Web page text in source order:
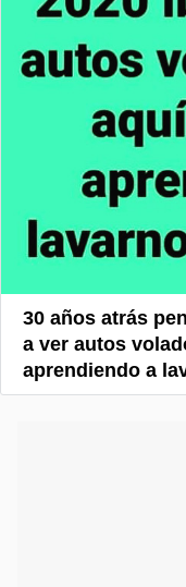
30 años atrás
a ver autos
aprendiendo a